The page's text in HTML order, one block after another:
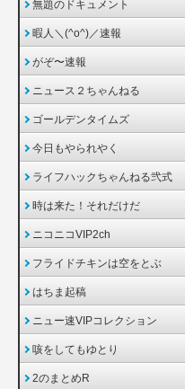
無題のドキュメント
暇人＼(^o^)／速報
がぞ〜速報
ニュース２ちゃんねる
ゴールデンタイムズ
今日もやられやく
ライフハックちゃんねる弐式
時は来た！それだけだ
ニコニコVIP2ch
フライドチキンは空をとぶ
はちま起稿
ニュー速VIPコレクション
咳をしてもゆとり
2のまとめR